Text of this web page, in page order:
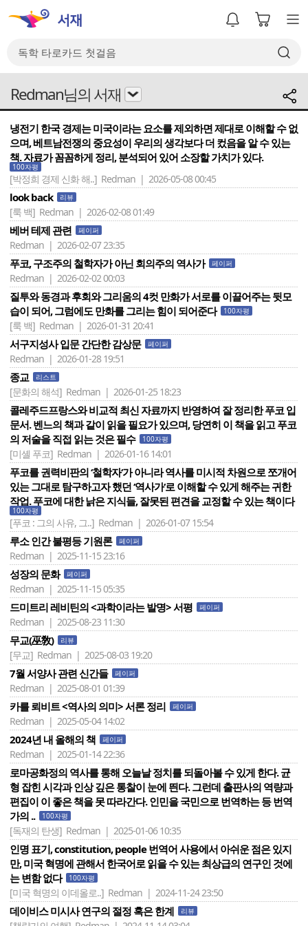
Redman님의 서재
냉전기 한국 경제는 미국이라는 요소를 제외하면 제대로 이해할 수 없
으며, 베트남전쟁의 중요성이 우리의 생각보다 더 컸음을 알 수 있는
책. 자료가 꼼꼼하게 정리, 분석되어 있어 소장할 가치가 있다.
100자평
[박정희 경제 신화 해..] Redman | 2026-05-08 00:45
look back 리뷰
[룩 백] Redman | 2026-02-08 01:49
베버 테제 관련 페이퍼
Redman | 2026-02-07 23:35
푸코, 구조주의 철학자가 아닌 회의주의 역사가 페이퍼
Redman | 2026-02-02 00:03
질투와 동경과 후회와 그리움의 4컷 만화가 서로를 이끌어주는 뒷모
습이 되어, 그럼에도 만화를 그리는 힘이 되어준다
100자평
[룩 백] Redman | 2026-01-31 20:41
서구지성사 입문 간단한 감상문 페이퍼
Redman | 2026-01-28 19:51
종교 리스트
[문화의 해석] Redman | 2026-01-25 18:23
콜레주드프랑스와 비교적 최신 자료까지 반영하여 잘 정리한 푸코 입
문서. 벤느의 책과 같이 읽을 필요가 있으며, 당연히 이 책을 읽고 푸코
의 저술을 직접 읽는 것은 필수
100자평
[미셸 푸코] Redman | 2026-01-16 14:01
푸코를 권력비판의 ‘철학자‘가 아니라 역사를 미시적 차원으로 쪼개어
있는 그대로 탐구하고자 했던 ‘역사가‘로 이해할 수 있게 해주는 귀한
작업. 푸코에 대한 낡은 지식들, 잘못된 편견을 교정할 수 있는 책이다
100자평
[푸코 : 그의 사유, 그..] Redman | 2026-01-07 15:54
루소 인간 불평등 기원론 페이퍼
Redman | 2025-11-15 23:16
성장의 문화 페이퍼
Redman | 2025-11-15 05:35
드미트리 레비틴의 <과학이라는 발명> 서평 페이퍼
Redman | 2025-08-23 11:30
무교(巫敎) 리뷰
[무교] Redman | 2025-08-03 19:20
7월 서양사 관련 신간들 페이퍼
Redman | 2025-08-01 01:39
카를 뢰비트 <역사의 의미> 서론 정리 페이퍼
Redman | 2025-05-04 14:02
2024년 내 올해의 책 페이퍼
Redman | 2025-01-14 22:36
로마공화정의 역사를 통해 오늘날 정치를 되돌아볼 수 있게 한다. 균
형 잡힌 시각과 인상 깊은 통찰이 눈에 띈다. 그런데 출판사의 역량과
편집이 이 좋은 책을 못 따라간다. 인민을 국민으로 번역하는 등 번역
가의 ..
100자평
[독재의 탄생] Redman | 2025-01-06 10:35
인명 표기, constitution, people 번역어 사용에서 아쉬운 점은 있지
만, 미국 혁명에 관해서 한국어로 읽을 수 있는 최상급의 연구인 것에
는 변함 없다
100자평
[미국 혁명의 이데올로..] Redman | 2024-11-24 23:50
데이비스 미시사 연구의 절정 혹은 한계 리뷰